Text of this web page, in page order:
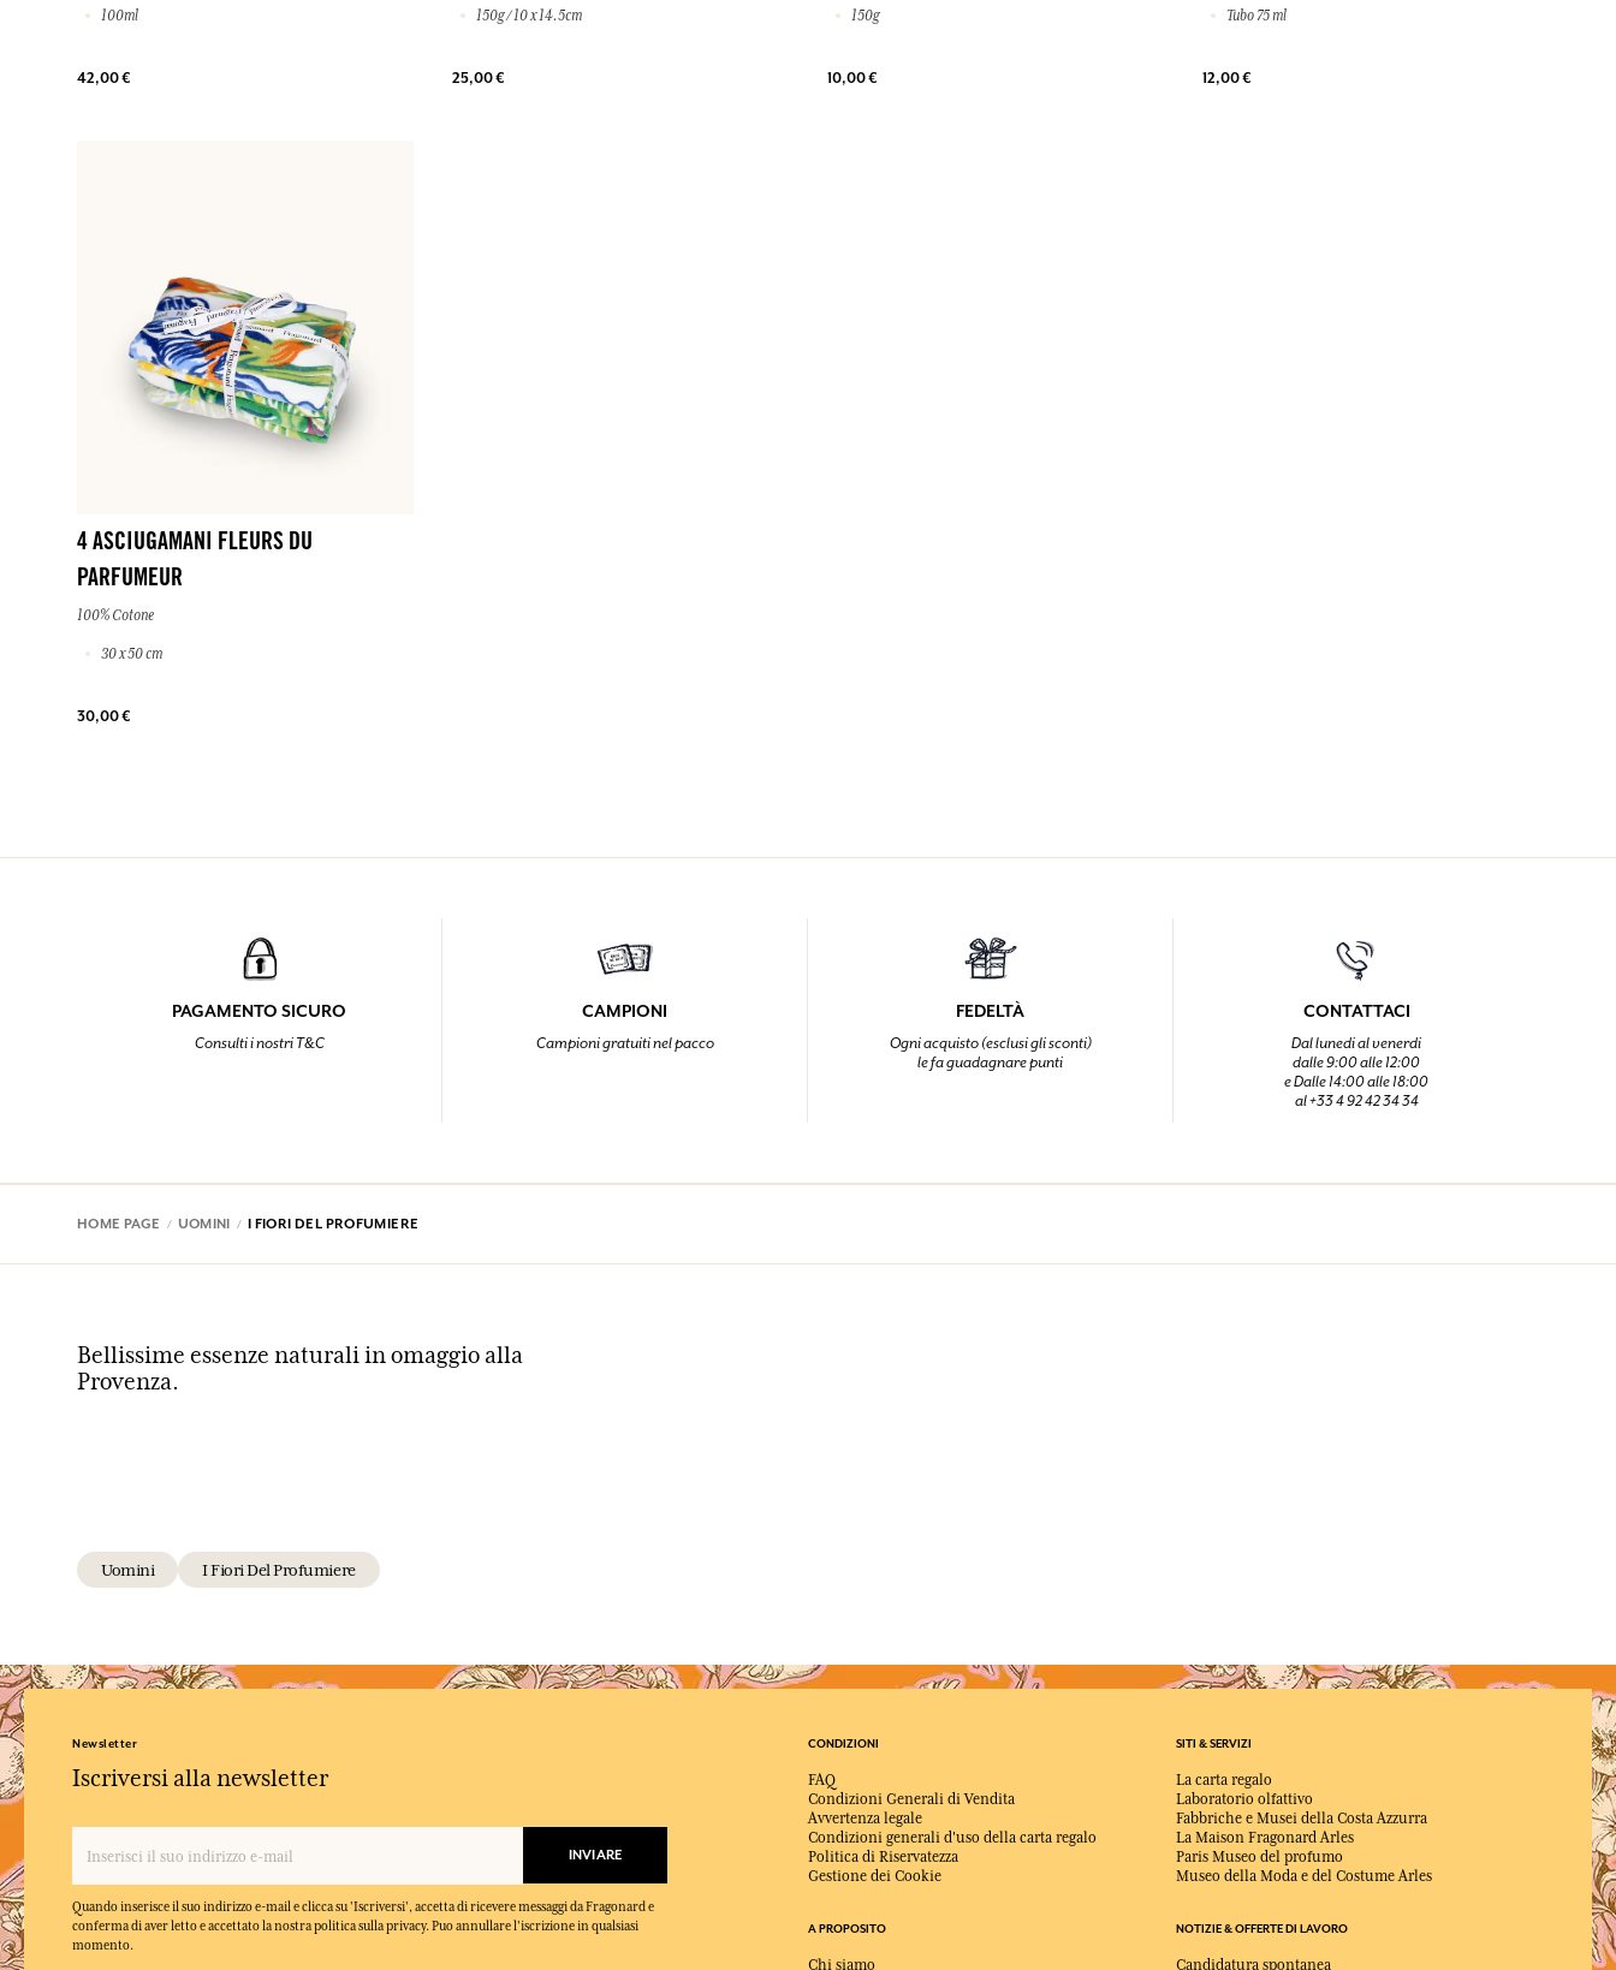
100ml
42,00 €
150g / 10 x 14.5cm
25,00 €
150g
10,00 €
Tubo 75 ml
12,00 €
4 ASCIUGAMANI FLEURS DU
PARFUMEUR
100% Cotone
30 x 50 cm
30,00 €
PAGAMENTO SICURO
Consulti i nostri T&C
CAMPIONI
Campioni gratuiti nel pacco
FEDELTÀ
Ogni acquisto (esclusi gli sconti)
le fa guadagnare punti
CONTATTACI
Dal lunedi al venerdi
dalle 9:00 alle 12:00
e Dalle 14:00 alle 18:00
al +33 4 92 42 34 34
HOME PAGE UOMINI I FIORI DEL PROFUMIERE
Bellissime essenze naturali in omaggio alla
Provenza.
Uomini I Fiori Del Profumiere
Newsletter
Iscriversi alla newsletter
INVIARE
Quando inserisce il suo indirizzo e-mail e clicca su 'Iscriversi', accetta di ricevere messaggi da Fragonard e
conferma di aver letto e accettato la nostra politica sulla privacy. Puo annullare l'iscrizione in qualsiasi
momento.
CONDIZIONI
FAQ
Condizioni Generali di Vendita
Avvertenza legale
Condizioni generali d'uso della carta regalo
Politica di Riservatezza
Gestione dei Cookie
SITI & SERVIZI
La carta regalo
Laboratorio olfattivo
Fabbriche e Musei della Costa Azzurra
La Maison Fragonard Arles
Paris Museo del profumo
Museo della Moda e del Costume Arles
A PROPOSITO
Chi siamo
NOTIZIE & OFFERTE DI LAVORO
Candidatura spontanea